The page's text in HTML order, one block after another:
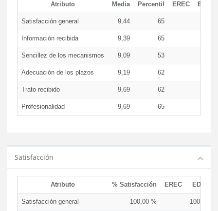
Atributo Media Percentil EREC
Satisfacción general 9,44 65
Información recibida 9,39 65
Sencillez de los mecanismos 9,09 53
Adecuación de los plazos 9,19 62
Trato recibido 9,69 62
Profesionalidad 9,69 65
Satisfacción
Atributo % Satisfacción EREC EDCEN
Satisfacción general 100,00 % 100,00 %